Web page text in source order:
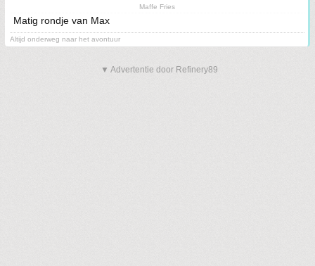
Maffe Fries
Matig rondje van Max
Altijd onderweg naar het avontuur
▼ Advertentie door Refinery89